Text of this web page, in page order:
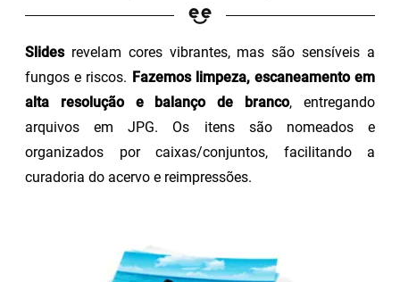
Slidesrevelam cores vibrantes, mas são sensíveis a
fungos e riscos. Fazemos limpeza, escaneamento em
alta resolução e balanço de branco, entregando
arquivos em JPG. Os itens são nomeados e
organizados por caixas/conjuntos, facilitando a
curadoria do acervo e reimpressões.